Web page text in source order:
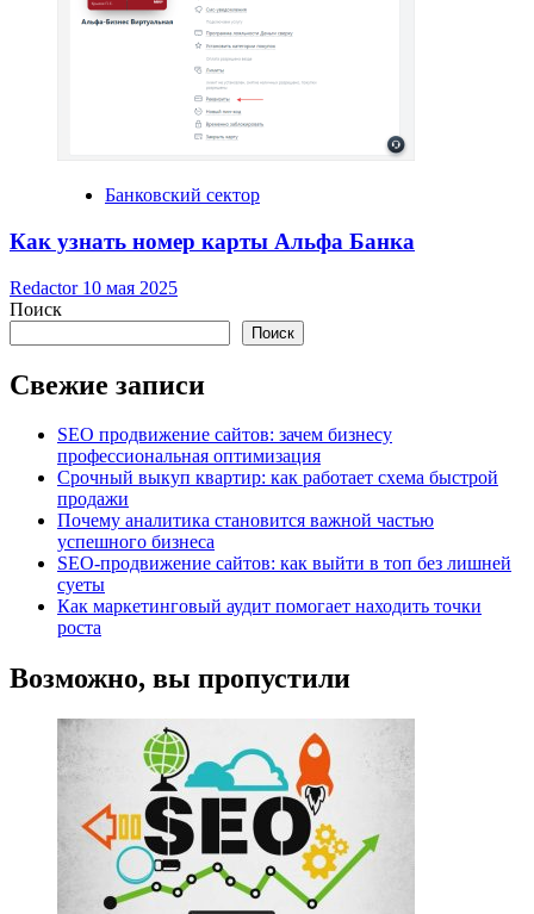
Банковский сектор
Как узнать номер карты Альфа Банка
Redactor 10 мая 2025
Поиск
Поиск
Свежие записи
SEO продвижение сайтов: зачем бизнесу
профессиональная оптимизация
Срочный выкуп квартир: как работает схема быстрой
продажи
Почему аналитика становится важной частью
успешного бизнеса
SEO-продвижение сайтов: как выйти в топ без лишней
суеты
Как маркетинговый аудит помогает находить точки
роста
Возможно, вы пропустили